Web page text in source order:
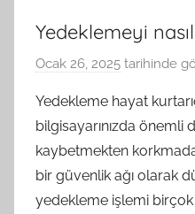
Yedeklemeyi
Ocak 26, 2025 tarihinde
Yedekleme hayat
bilgisayarınızda önemli
kaybetmekten
bir güvenlik ağı olarak
yedekleme işlemi birçok